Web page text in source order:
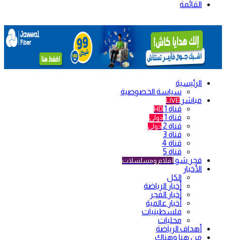
القائمة
الرئيسية
سياسة الخصوصية
مباشر LIVE
قناة 1 HD
قناة 1 دولي
قناة 2 دولي
قناة 3
قناة 4
قناة 5
فجر شو أفلام ومسلسلات
الأخبار
الكل
أخبار الرياضة
أخبار الفجر
أخبار عالمية
فلسطينيات
محليات
أهداف الرياضة
من هنا وهناك